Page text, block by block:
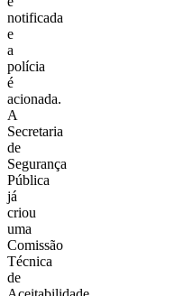
notificada
e
a
polícia
é
acionada.
A
Secretaria
de
Segurança
Pública
já
criou
uma
Comissão
Técnica
de